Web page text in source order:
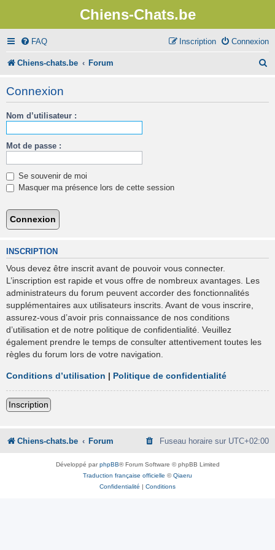
Chiens-Chats.be
FAQ Connexion
Inscription
Chiens-chats.be Forum
Connexion
Nom d’utilisateur :
Mot de passe :
Se souvenir de moi
Masquer ma présence lors de cette session
INSCRIPTION
Vous devez être inscrit avant de pouvoir vous connecter.
L’inscription est rapide et vous offre de nombreux avantages. Les
administrateurs du forum peuvent accorder des fonctionnalités
supplémentaires aux utilisateurs inscrits. Avant de vous inscrire,
assurez-vous d’avoir pris connaissance de nos conditions
d’utilisation et de notre politique de confidentialité. Veuillez
également prendre le temps de consulter attentivement toutes les
règles du forum lors de votre navigation.
Conditions d’utilisation | Politique de confidentialité
Inscription
Chiens-chats.be Forum Fuseau horaire sur UTC+02:00
Développé parphpBB® Forum Software © phpBB Limited
Traduction française officielle ©Qiaeru
Confidentialité | Conditions